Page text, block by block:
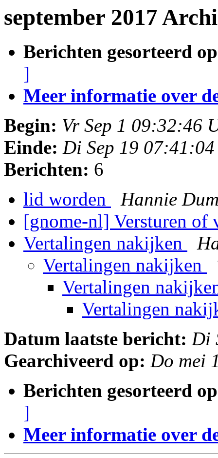
september 2017
Berichten gesorteerd
]
Meer informatie over
Begin: Vr Sep 1 09:32:46
Einde: Di Sep 19
Berichten: 6
lid worden
Hannie
[gnome-nl] Versturen of
Vertalingen nakijken
Vertalingen nakijken
Vertalingen
Vertalingen
Datum laatste bericht: Di
Gearchiveerd op: Do mei
Berichten gesorteerd
]
Meer informatie over